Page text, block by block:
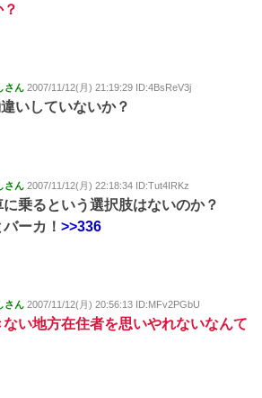
さん 2007/11/12(月) 21:19:29 ID:4BsReV3j
いしていないか？
さん 2007/11/12(月) 22:18:34 ID:Tut4IRKz
乗るという選択肢はないのか？
ーカ！ >>336
さん 2007/11/12(月) 20:56:13 ID:MFv2PGbU
い地方在住者を思いやれないなんて